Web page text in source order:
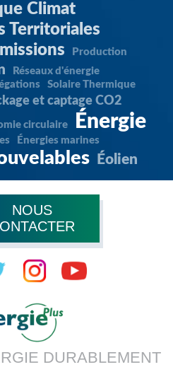
Climat
Territoriales
Production
Réseaux d'énergie
Solaire Thermique
et captage CO2
circulaire Énergie
Énergies marines
Éolien
NOUS
DURABLEMENT